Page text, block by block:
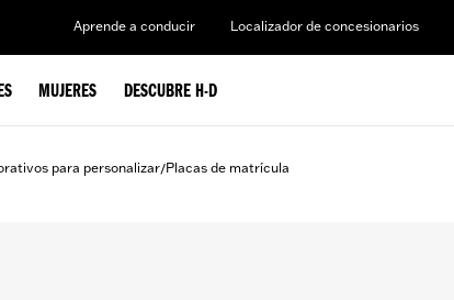
Aprende a conducir Localizador de concesionarios
MUJERES DESCUBRE H-D
para personalizar/Placas de matrícula